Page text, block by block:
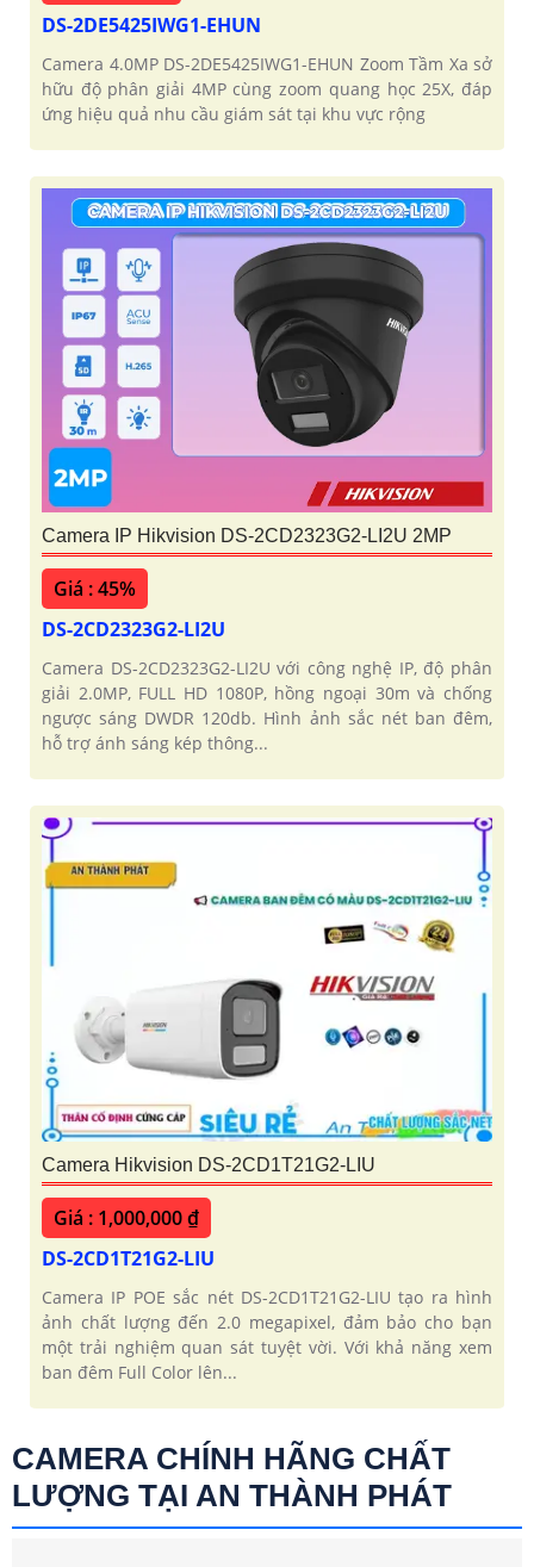
DS-2DE5425IWG1-EHUN
Camera 4.0MP DS-2DE5425IWG1-EHUN Zoom Tầm Xa sở
hữu độ phân giải 4MP cùng zoom quang học 25X, đáp
ứng hiệu quả nhu cầu giám sát tại khu vực rộng
Camera IP Hikvision DS-2CD2323G2-LI2U 2MP
Giá : 45%
DS-2CD2323G2-LI2U
Camera DS-2CD2323G2-LI2U với công nghệ IP, độ phân
giải 2.0MP, FULL HD 1080P, hồng ngoại 30m và chống
ngược sáng DWDR 120db. Hình ảnh sắc nét ban đêm,
hỗ trợ ánh sáng kép thông...
Camera Hikvision DS-2CD1T21G2-LIU
Giá : 1,000,000 ₫
DS-2CD1T21G2-LIU
Camera IP POE sắc nét DS-2CD1T21G2-LIU tạo ra hình
ảnh chất lượng đến 2.0 megapixel, đảm bảo cho bạn
một trải nghiệm quan sát tuyệt vời. Với khả năng xem
ban đêm Full Color lên...
CAMERA CHÍNH HÃNG CHẤT
LƯỢNG TẠI AN THÀNH PHÁT